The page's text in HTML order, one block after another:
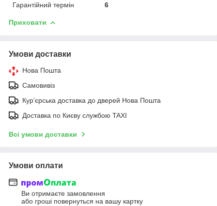
Гарантійний термін
6
Приховати
Умови доставки
Нова Пошта
Самовивіз
Курʼєрська доставка до дверей Нова Пошта
Доставка по Києву службою TAXI
Всі умови доставки
Умови оплати
Ви отримаєте замовлення
або гроші повернуться на вашу картку